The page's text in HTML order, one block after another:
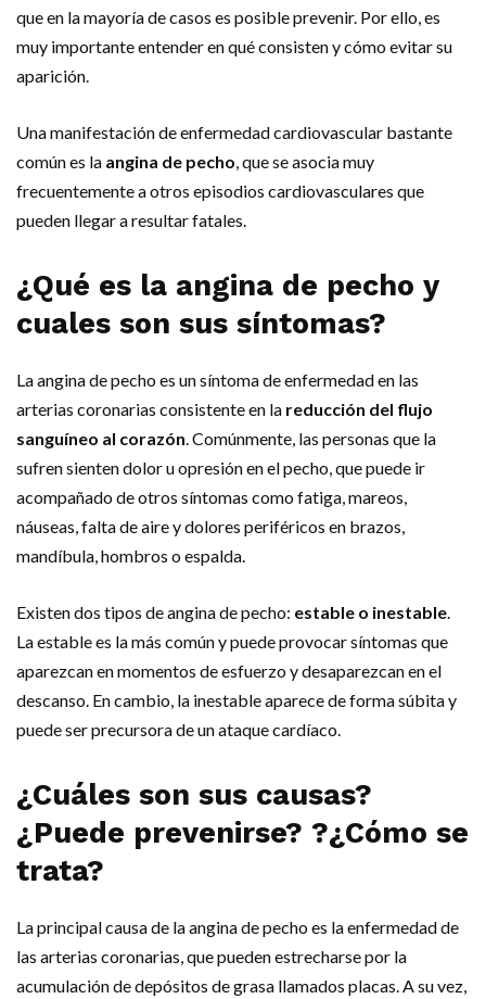
que en la mayoría de casos es posible prevenir. Por ello, es
muy importante entender en qué consisten y cómo evitar su
aparición.
Una manifestación de enfermedad cardiovascular bastante
común es la angina de pecho, que se asocia muy
frecuentemente a otros episodios cardiovasculares que
pueden llegar a resultar fatales.
¿Qué es la angina de pecho y
cuales son sus síntomas?
La angina de pecho es un síntoma de enfermedad en las
arterias coronarias consistente en la reducción del flujo
sanguíneo al corazón. Comúnmente, las personas que la
sufren sienten dolor u opresión en el pecho, que puede ir
acompañado de otros síntomas como fatiga, mareos,
náuseas, falta de aire y dolores periféricos en brazos,
mandíbula, hombros o espalda.
Existen dos tipos de angina de pecho: estable o inestable.
La estable es la más común y puede provocar síntomas que
aparezcan en momentos de esfuerzo y desaparezcan en el
descanso. En cambio, la inestable aparece de forma súbita y
puede ser precursora de un ataque cardíaco.
¿Cuáles son sus causas?
¿Puede prevenirse? ?¿Cómo se
trata?
La principal causa de la angina de pecho es la enfermedad de
las arterias coronarias, que pueden estrecharse por la
acumulación de depósitos de grasa llamados placas. A su vez,